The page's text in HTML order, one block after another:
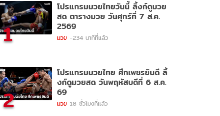
1
โปรแกรมมวยไทยวันนี้ ลิ้งก์ดูมวย
สด ตารางมวย วันศุกร์ที่ 7 ส.ค.
2569
มวย -234 นาทีที่แล้ว
2
โปรแกรมมวยไทย ศึกเพชรยินดี ลิ้
งก์ดูมวยสด วันพฤหัสบดีที่ 6 ส.ค.
69
มวย 18 ชั่วโมงที่แล้ว